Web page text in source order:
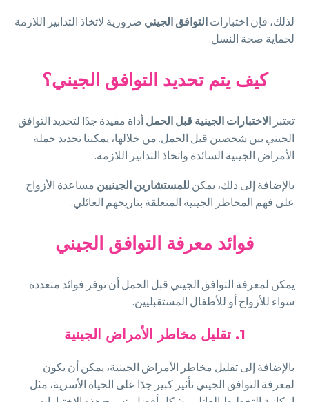
لذلك، فإن اختبارات التوافق الجيني ضرورية لاتخاذ التدابير اللازمة
لحماية صحة النسل.
كيف يتم تحديد التوافق الجيني؟
تعتبر الاختبارات الجينية قبل الحمل أداة مفيدة جدًا لتحديد التوافق
الجيني بين شخصين قبل الحمل. من خلالها، يمكننا تحديد حملة
الأمراض الجينية السائدة واتخاذ التدابير اللازمة.
بالإضافة إلى ذلك، يمكن للمستشارين الجينيين مساعدة الأزواج
على فهم المخاطر الجينية المتعلقة بتاريخهم العائلي.
فوائد معرفة التوافق الجيني
يمكن لمعرفة التوافق الجيني قبل الحمل أن توفر فوائد متعددة
سواء للأزواج أو للأطفال المستقبليين.
1. تقليل مخاطر الأمراض الجينية
بالإضافة إلى تقليل مخاطر الأمراض الجينية، يمكن أن يكون
لمعرفة التوافق الجيني تأثير كبير جدًا على الحياة الأسرية، مثل